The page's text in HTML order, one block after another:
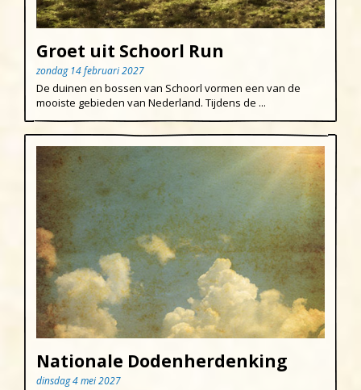
Groet uit Schoorl Run
zondag 14 februari 2027
De duinen en bossen van Schoorl vormen een van de
mooiste gebieden van Nederland. Tijdens de ...
Nationale Dodenherdenking
dinsdag 4 mei 2027